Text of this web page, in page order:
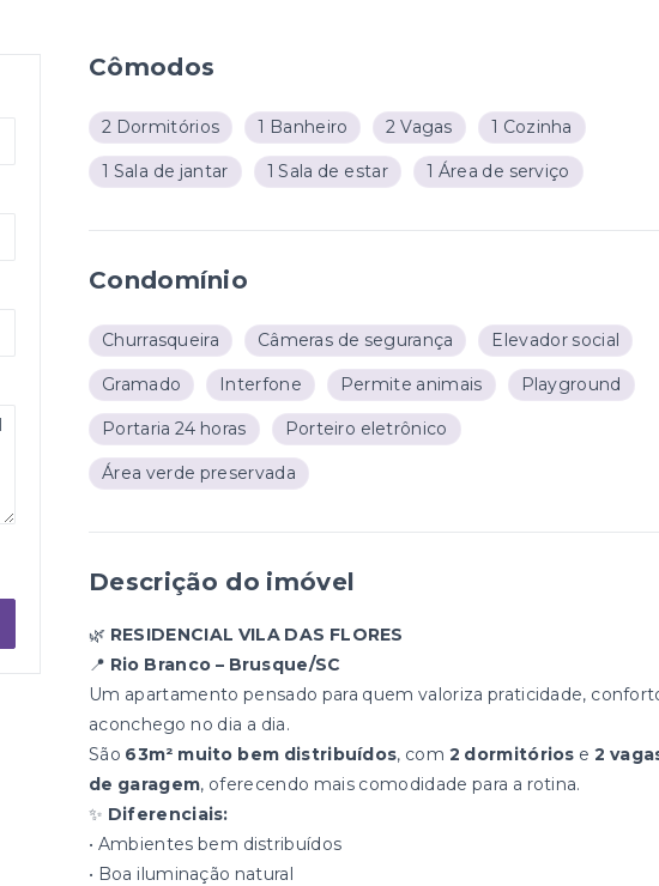
Cômodos
2 Dormitórios 1 Banheiro 2 Vagas 1 Cozinha
1 Sala de jantar 1 Sala de estar 1 Área de serviço
Condomínio
Churrasqueira Câmeras de segurança Elevador social
Gramado Interfone Permite animais Playground
Portaria 24 horas Porteiro eletrônico
Área verde preservada
Descrição do imóvel
🌿 RESIDENCIAL VILA DAS FLORES
📍 Rio Branco – Brusque/SC
Um apartamento pensado para quem valoriza praticidade,
aconchego no dia a dia.
São 63m² muito bem distribuídos, com 2 dormitórios e2
de garagem, oferecendo mais comodidade para a rotina.
✨ Diferenciais:
• Ambientes bem distribuídos
• Boa iluminação natural